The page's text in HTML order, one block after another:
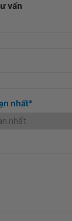
vấn
nhất*